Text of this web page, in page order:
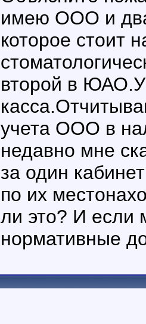
имею ООО и два
которое стоит
второй в ЮАО.У
учета ООО в
недавно мне
за один
по их
ли это? И если
нормативные